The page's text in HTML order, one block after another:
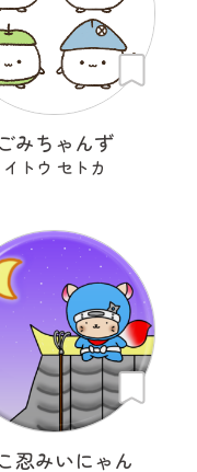
ごみちゃんず
イトウ セトカ
忍みいにゃん